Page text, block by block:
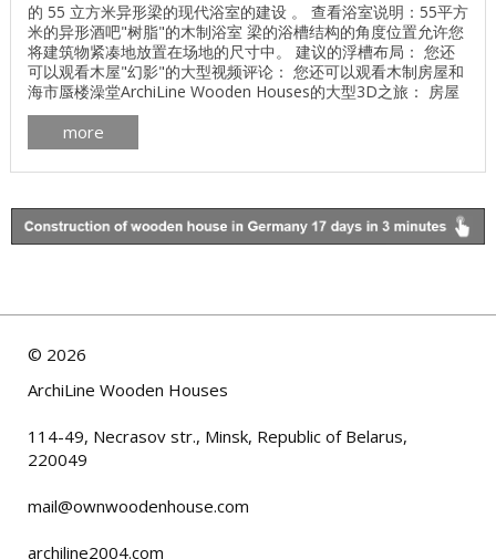
的 55 立方米异形梁的现代浴室的建设 。 查看浴室说明：55平方
米的异形酒吧"树脂"的木制浴室 梁的浴槽结构的角度位置允许您
将建筑物紧凑地放置在场地的尺寸中。 建议的浮槽布局： 您还
可以观看木屋"幻影"的大型视频评论： 您还可以观看木制房屋和
海市蜃楼澡堂ArchiLine Wooden Houses的大型3D之旅： 房屋
采用异形层压木材"Mirage"99平方米 您还可以观看木屋"白俄罗
斯"的大型视频评论： 您还可以看到木屋"白俄罗斯"ArchiLine木
屋的大型3D之旅： ...
more
© 2026
ArchiLine Wooden Houses
114-49, Necrasov str., Minsk, Republic of Belarus,
220049
mail@ownwoodenhouse.com
archiline2004.com